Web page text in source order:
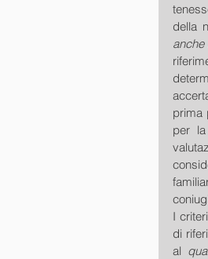
della
prima
per
I
di
al